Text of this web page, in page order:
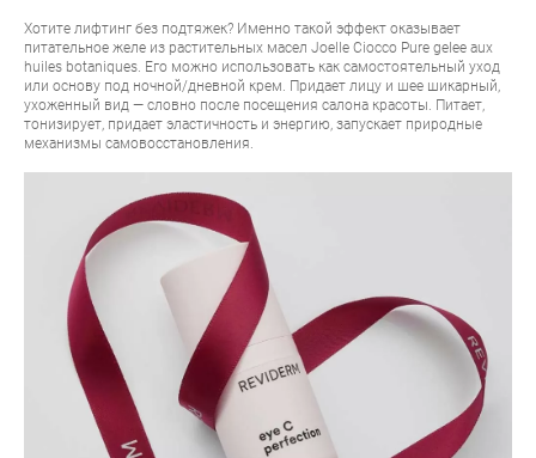
Хотите лифтинг без подтяжек? Именно такой эффект оказывает
питательное желе из растительных масел Joelle Ciocco Pure gelee aux
huiles botaniques. Его можно использовать как самостоятельный уход
или основу под ночной/дневной крем. Придает лицу и шее шикарный,
ухоженный вид — словно после посещения салона красоты. Питает,
тонизирует, придает эластичность и энергию, запускает природные
механизмы самовосстановления.